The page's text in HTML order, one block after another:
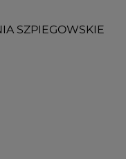
SZPIEGOWSKIE